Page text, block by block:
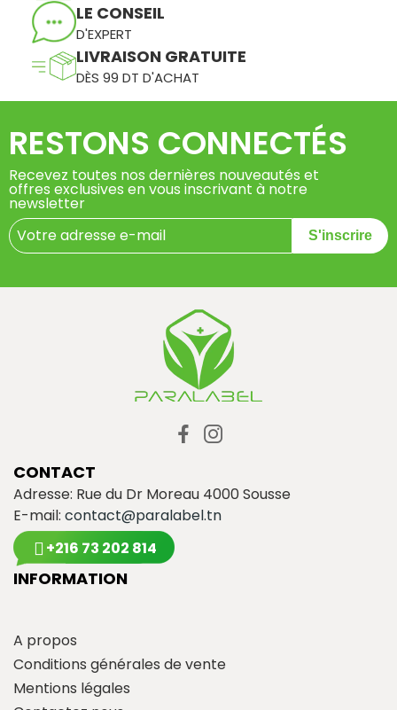
LE CONSEIL
D'EXPERT
LIVRAISON GRATUITE
DÈS 99 DT D'ACHAT
RESTONS CONNECTÉS
Recevez toutes nos dernières nouveautés et
offres exclusives en vous inscrivant à notre
newsletter
S'inscrire
CONTACT
Adresse: Rue du Dr Moreau 4000 Sousse
E-mail: contact@paralabel.tn
+216 73 202 814
INFORMATION
A propos
Conditions générales de vente
Mentions légales